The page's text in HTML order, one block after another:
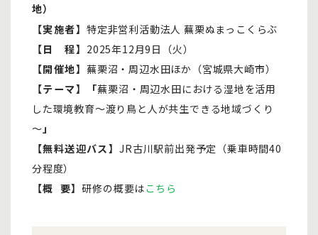
地）
【実施者】特定非営利活動法人 蕪栗ぬまっこくらぶ
【日 程】 2025年12月9日（火）
【開催地】蕪栗沼・周辺水田ほか（宮城県大崎市）
【テーマ】「蕪栗沼・周辺水田における湿地を活用
した環境教育～渡り鳥と人が共生できる地域づくり
～」
【無料送迎バス】JR古川駅前出発予定（乗車時間40
分程度）
【概 要】研修の概要はこちら